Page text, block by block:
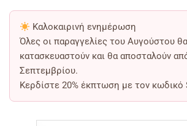
Καλοκαιρινή ενημέρωση
Όλες οι παραγγελίες του Αυγούστου θα
κατασκευαστούν και θα αποσταλούν
Σεπτεμβρίου.
Κερδίστε 20% έκπτωση με τον κωδικό